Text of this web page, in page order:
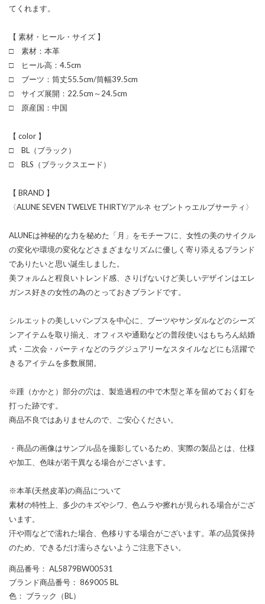
てくれます。
【 素材・ヒール・サイズ 】
□ 素材：本革
□ ヒール高：4.5cm
□ ブーツ：筒丈55.5cm/筒幅39.5cm
□ サイズ展開：22.5cm～24.5cm
□ 原産国：中国
【 color 】
□ BL（ブラック）
□ BLS（ブラックスエード）
【 BRAND 】
〈ALUNE SEVEN TWELVE THIRTY/アルネ セブントゥエルブサーティ〉
ALUNEは神秘的な力を秘めた「月」をモチーフに、女性の美のサイクル
の変化や環境の変化などさまざまなリズムに優しく寄り添えるブランド
でありたいと思い誕生しました。
美フォルムと程良いトレンド感、さりげないけど美しいデザインはエレ
ガンス好きの女性の為のとっておきブランドです。
シルエットの美しいパンプスを中心に、ブーツやサンダルなどのシーズ
ンアイテムを取り揃え、オフィスや通勤などの普段使いはもちろん結婚
式・二次会・パーティなどのラグジュアリーなスタイルなどにも活躍で
きるアイテムを多数展開。
※踵（かかと）部分の穴は、製造過程の中で木型と革を留めておく釘を
打った跡です。
商品不良ではありませんので、ご安心ください。
・商品の画像はサンプル品を撮影しているため、実際の製品とは、仕様
や加工、色味が若干異なる場合がございます。
※本革(天然皮革)の商品について
素材の特性上、多少のキズやシワ、色ムラや擦れが見られる場合がござ
います。
汗や雨などで濡れた場合、色移りする場合がございます。革の品質保持
のため、できるだけ濡らさないようご注意下さい。
商品番号 ： AL5879BW00531
ブランド商品番号 ： 869005 BL
色 ： ブラック（BL）